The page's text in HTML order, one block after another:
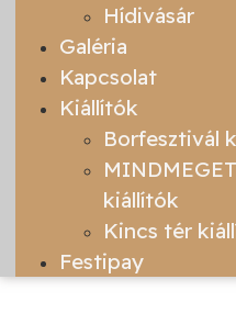
Hídivásár
Galéria
Kapcsolat
Kiállítók
Borfesztivál
kiállítók
Kincs tér
Festipay